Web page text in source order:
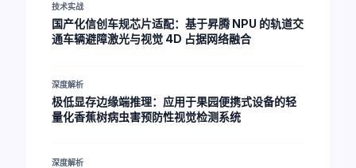
技术实战
国产化信创车规芯片适配：基于昇腾 NPU 的轨道交
通车辆避障激光与视觉 4D 占据网络融合
深度解析
极低显存边缘端推理：应用于果园便携式设备的轻
量化香蕉树病虫害预防性视觉检测系统
深度解析